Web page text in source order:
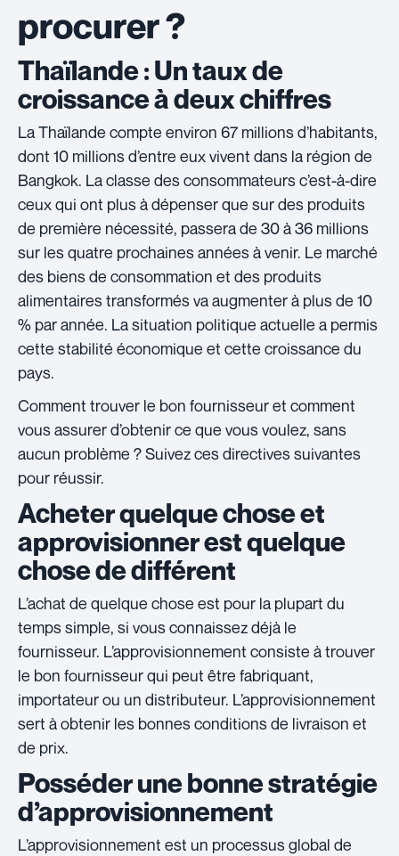
procurer ?
Thaïlande : Un taux de
croissance à deux chiffres
La Thaïlande compte environ 67 millions d’habitants,
dont 10 millions d’entre eux vivent dans la région de
Bangkok. La classe des consommateurs c’est-à-dire
ceux qui ont plus à dépenser que sur des produits
de première nécessité, passera de 30 à 36 millions
sur les quatre prochaines années à venir. Le marché
des biens de consommation et des produits
alimentaires transformés va augmenter à plus de 10
% par année. La situation politique actuelle a permis
cette stabilité économique et cette croissance du
pays.
Comment trouver le bon fournisseur et comment
vous assurer d’obtenir ce que vous voulez, sans
aucun problème ? Suivez ces directives suivantes
pour réussir.
Acheter quelque chose et
approvisionner est quelque
chose de différent
L’achat de quelque chose est pour la plupart du
temps simple, si vous connaissez déjà le
fournisseur. L’approvisionnement consiste à trouver
le bon fournisseur qui peut être fabriquant,
importateur ou un distributeur. L’approvisionnement
sert à obtenir les bonnes conditions de livraison et
de prix.
Posséder une bonne stratégie
d’approvisionnement
L’approvisionnement est un processus global de